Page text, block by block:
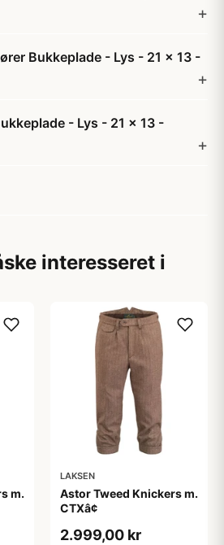
Bukkeplade - Lys - 21 x 13 -
- Lys - 21 x 13 -
interesseret i
m.
LAKSEN
Astor Tweed Knickers m.
CTXâ¢
2.999,00 kr